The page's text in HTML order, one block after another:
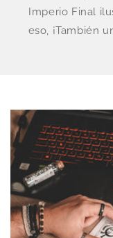
Imperio Final
eso, ¡También